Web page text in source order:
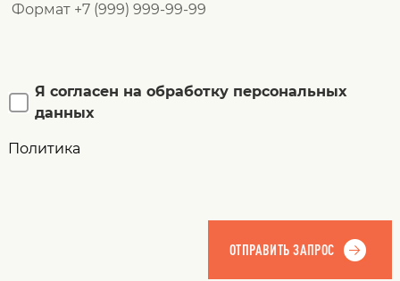
Формат +7 (999) 999-99-99
Я согласен на обработку персональных
данных
Политика